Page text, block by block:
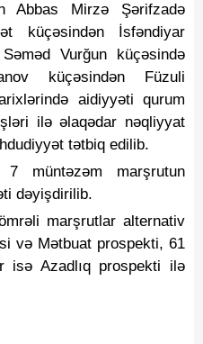
Abbas Mirzə Şərifzadə
küçəsindən İsfəndiyar
Vurğun küçəsində
küçəsindən Füzuli
aidiyyəti qurum
ilə əlaqədar nəqliyyat
tətbiq edilib.
7 müntəzəm marşrutun
dəyişdirilib.
marşrutlar alternativ
və Mətbuat prospekti, 61
isə Azadlıq prospekti ilə